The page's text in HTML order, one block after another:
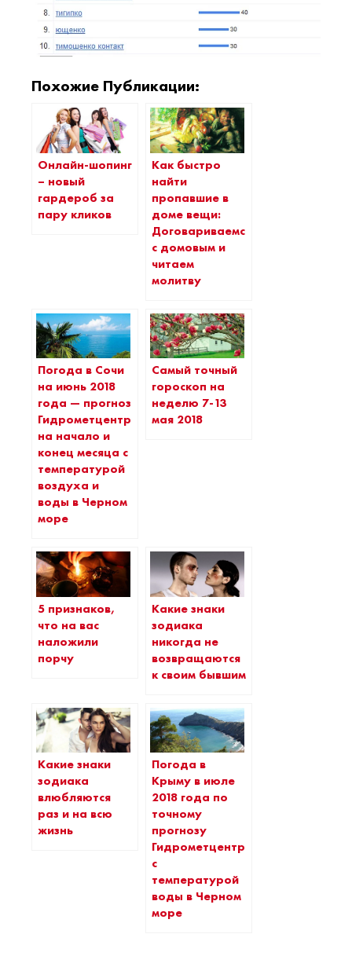
Похожие Публикации:
Онлайн-шопинг
– новый
гардероб за
пару кликов
Как быстро
найти
пропавшие в
доме вещи:
Договариваемся
с домовым и
читаем
молитву
Погода в Сочи
на июнь 2018
года — прогноз
Гидрометцентра
на начало и
конец месяца с
температурой
воздуха и
воды в Черном
море
Самый точный
гороскоп на
неделю 7-13
мая 2018
5 признаков,
что на вас
наложили
порчу
Какие знаки
зодиака
никогда не
возвращаются
к своим бывшим
Какие знаки
зодиака
влюбляются
раз и на всю
жизнь
Погода в
Крыму в июле
2018 года по
точному
прогнозу
Гидрометцентра
с
температурой
воды в Черном
море